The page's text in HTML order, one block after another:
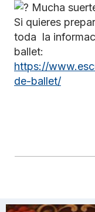
Mucha
Si quieres
toda la
ballet:
https://
de-ballet/